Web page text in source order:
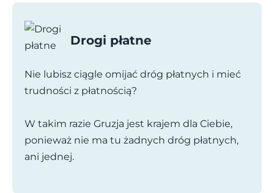
Drogi płatne
Nie lubisz ciągle omijać dróg płatnych i mieć
trudności z płatnością?
W takim razie Gruzja jest krajem dla Ciebie,
ponieważ nie ma tu żadnych dróg płatnych,
ani jednej.